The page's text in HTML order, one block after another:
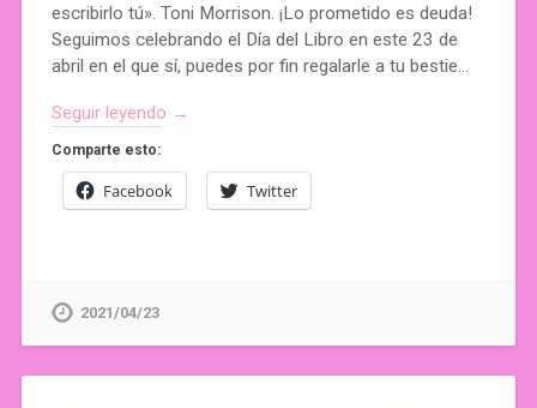
escribirlo tú». Toni Morrison. ¡Lo prometido es deuda!
Seguimos celebrando el Día del Libro en este 23 de
abril en el que sí, puedes por fin regalarle a tu bestie…
Seguir leyendo →
Comparte esto:
Facebook Twitter
2021/04/23